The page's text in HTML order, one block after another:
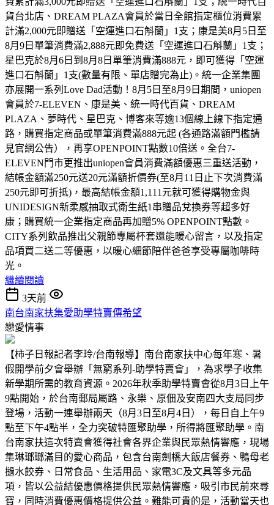
貨台北店、DREAM PLAZA會員於當日全館指定櫃位消費累
計滿2,000元即贈送「空運進口石斛蘭」1支；康是美8月5日至
8月9日單筆消費滿2,888元即免費送「空運進口石斛蘭」1支；
星巴克於8月6日到8月8日單筆消費滿888元，即可獲得「空運
進口石斛蘭」1支(數量有限、單店贈完為止)。統一企業集團
亦展開一系列Love Dad活動！8月5日至8月9日期間，uniopen
會員於7-ELEVEN、康是美、統一時代百貨、DREAM
PLAZA、夢時代、星巴克、博客來等逾13個線上線下指定通
路，購買指定商品或單筆消費滿888元起 (各通路滿額門檻請
見官網公告），再享OPENPOINT點數10倍送。全台7-
ELEVEN門市更推出uniopen會員消費滿額優惠三重送活動，
結帳金額滿250元送20元滿額折價券(至8月11日止下次消費滿
250元即可折抵)，最高結帳金額1,111元就可獲得購物金與
UNIDESIGN新柔感抽取式衛生紙1串贈品兌換券等超多好
康；購買統一企業指定商品再加贈5% OPENPOINT點數。
CITY系列飲品推出父親節專屬杯套還能暖心留言，以及指定
品項買二送二等優惠，以暖心細節陪伴爸爸享受專屬咖啡時
光。
繼續閱讀
3天前
南台南家扶集愛助學特賣傳希望
戀愛情事
【柿子日報記者李玲/台南報導】南台南家扶中心每年寒、暑
假開學前夕會舉辦「無窮系列-助學特賣會」，為求學子收集
新學期所需的教育資源。2026年秋季助學特賣會從8月3日上午
9點開始，於台南郵局屬路、永樂、原佃及安南四大支局同步
登場，活動一連舉辦兩天（8月3日至8月4日），每日自上午9
點至下午4點半，全力突破特匯聚助學，所得將匯聚助學。南
台南家扶這次特賣會獲得社會各界企業與民眾熱情響應，現場
集琳瑯瑯滿目的愛心商品，包含台南劍橋大飯店餐券、鴨母老
撾水餃券、日常食品、生活用品、家電3C及文具等多元品
項，皆以公益結優惠價格提供民眾熱情響應，吸引市民前來尋
寶，同時消費優惠價格提供公益。難能可貴的是，活動當天也